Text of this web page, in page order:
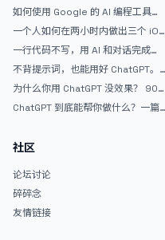
如何使用 Google 的 AI 编程工具
AntiGravity：独立开发者的新时代
武器
一个人如何在两小时内做出三个 iOS
APP？｜AntiGravity + Gemini 3 实
战完整记录
一行代码不写，用 AI 和对话完成一
个完整网站：《图书天堂》实战记录
不背提示词，也能用好 ChatGPT。
一个万能提问模板
为什么你用 ChatGPT 没效果？ 90%
的人第一步就问错了
ChatGPT 到底能帮你做什么？一篇
社区
论坛讨论
碎碎念
友情链接